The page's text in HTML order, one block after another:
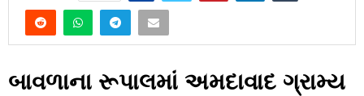
બાવળાના રૂપાલમાં અમદાવાદ ગ્રામ્ય